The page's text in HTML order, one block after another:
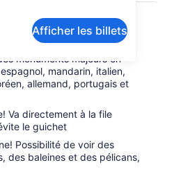
Afficher les billets
exclusions
dans la baie
monuments majeurs en
mandarin, italien,
allemand, portugais et
Va directement à la file
le guichet
Possibilité de voir des
des baleines et des pélicans,